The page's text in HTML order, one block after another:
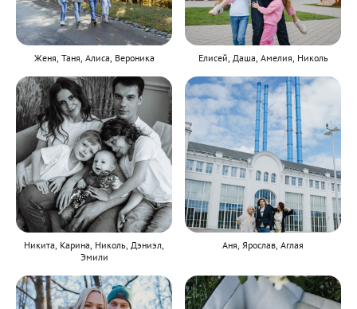
Женя, Таня, Алиса, Вероника Елисей, Даша, Амелия, Николь
Никита, Карина, Николь, Дэниэл,
Эмили
Аня, Ярослав, Аглая